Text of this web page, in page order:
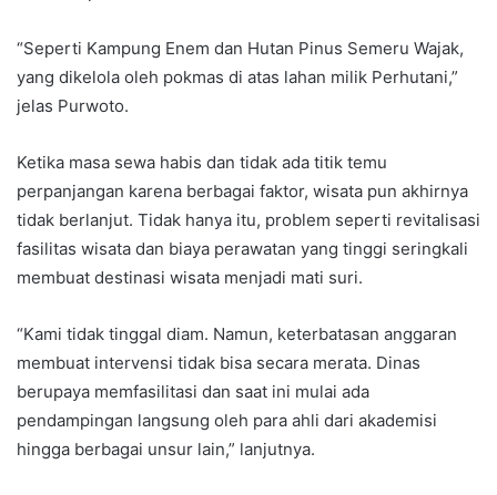
“Seperti Kampung Enem dan Hutan Pinus Semeru Wajak,
yang dikelola oleh pokmas di atas lahan milik Perhutani,”
jelas Purwoto.
Ketika masa sewa habis dan tidak ada titik temu
perpanjangan karena berbagai faktor, wisata pun akhirnya
tidak berlanjut. Tidak hanya itu, problem seperti revitalisasi
fasilitas wisata dan biaya perawatan yang tinggi seringkali
membuat destinasi wisata menjadi mati suri.
“Kami tidak tinggal diam. Namun, keterbatasan anggaran
membuat intervensi tidak bisa secara merata. Dinas
berupaya memfasilitasi dan saat ini mulai ada
pendampingan langsung oleh para ahli dari akademisi
hingga berbagai unsur lain,” lanjutnya.